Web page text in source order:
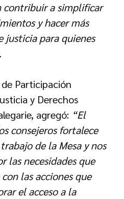
contribuir a simplificar
y hacer más
justicia para quienes
Participación
y Derechos
agregó: “El
consejeros fortalece
de la Mesa y nos
las necesidades que
las acciones que
el acceso a la